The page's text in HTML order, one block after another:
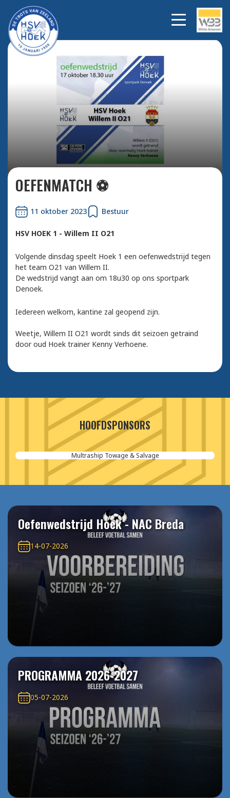
OEFENMATCH ⚽️
11 oktober 2023 Bestuur
HSV HOEK 1 - Willem II O21
Volgende dinsdag speelt Hoek 1 een oefenwedstrijd tegen
het team O21 van Willem II.
De wedstrijd vangt aan om 18u30 op ons sportpark
Denoek.
Iedereen welkom, kantine zal geopend zijn.
Weetje, Willem II O21 wordt sinds dit seizoen getraind
door oud Hoek trainer Kenny Verhoene.
HOOFDSPONSORS
Multraship Towage & Salvage
Oefenwedstrijd Hoek - NAC Breda
14-07-2026
PROGRAMMA 2026-2027
05-07-2026